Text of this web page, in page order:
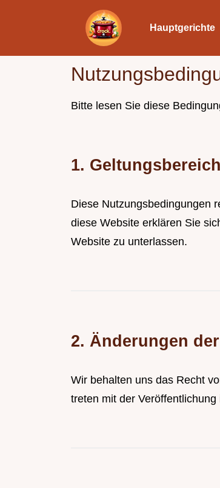
Hauptgerichte
Bitte lesen Sie diese
1. Geltungsbereich
Diese Nutzungsbedingungen
diese Website erklären Sie
Website zu unterlassen.
2. Änderungen
Wir behalten uns das Recht
treten mit der